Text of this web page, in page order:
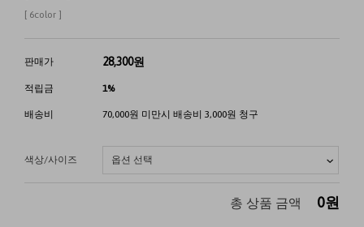
[ 6color ]
판매가 28,300원
적립금 1%
배송비 70,000원 미만시 배송비 3,000원 청구
색상/사이즈
총 상품 금액 0원